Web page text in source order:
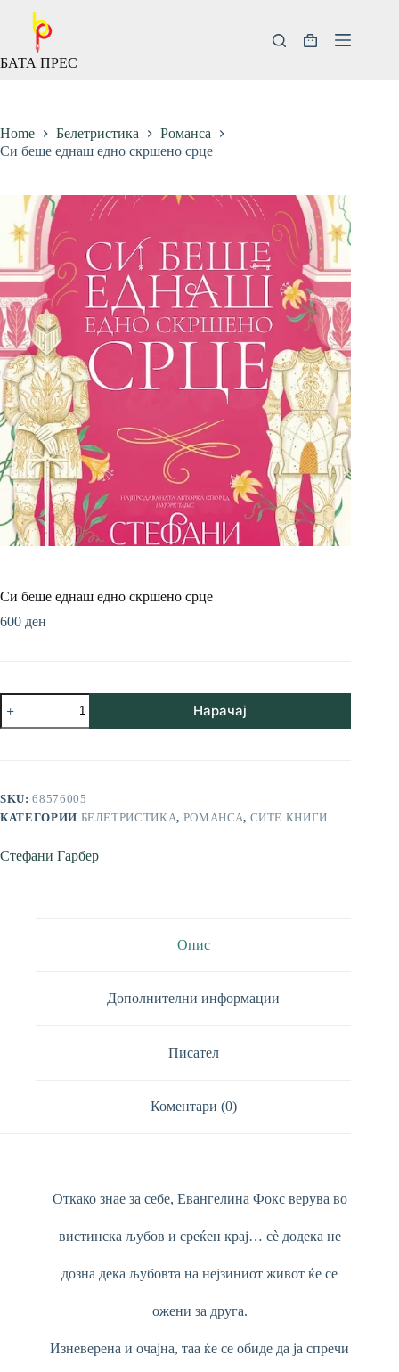
содржината
БАТА ПРЕС
Кошничка
Home Белетристика
Романса
Си беше еднаш едно скршено срце
Си беше еднаш едно скршено срце
600 ден
Си
беше
еднаш
Нарачај
SKU:68576005
КАТЕГОРИИ БЕЛЕТРИСТИКА, РОМАНСА, СИТЕ КНИГИ
Стефани Гарбер
Опис
Дополнителни информации
Писател
Коментари (0)
Откако знае за себе, Евангелина Фокс верува во
вистинска љубов и среќен крај… сѐ додека не
дозна дека љубовта на нејзиниот живот ќе се
ожени за друга.
Изневерена и очајна, таа ќе се обиде да ја спречи